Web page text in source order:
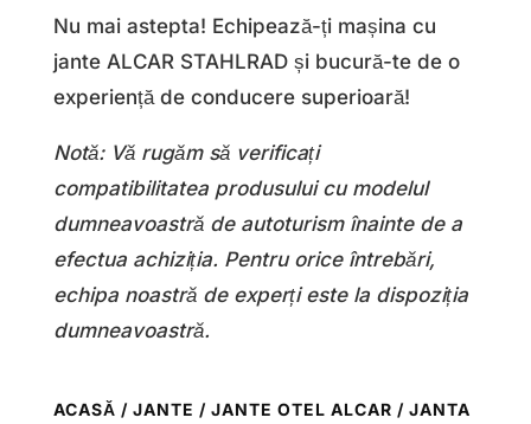
Nu mai astepta! Echipează-ți mașina cu
jante ALCAR STAHLRAD și bucură-te de o
experiență de conducere superioară!
Notă: Vă rugăm să verificați
compatibilitatea produsului cu modelul
dumneavoastră de autoturism înainte de a
efectua achiziția. Pentru orice întrebări,
echipa noastră de experți este la dispoziția
dumneavoastră.
ACASĂ / JANTE / JANTE OTEL ALCAR / JANTA